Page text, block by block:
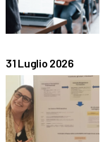
31 Luglio 2026